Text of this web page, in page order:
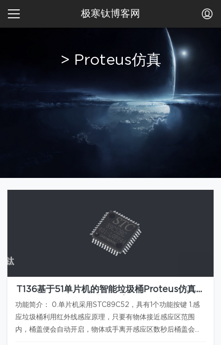
极寒钛博客网
> Proteus仿真
T136基于51单片机的智能垃圾桶Proteus仿真原
理图程序
功能简介： 0.单片机采用STC89C52，具有1个功能按键 1.感
应垃圾桶利用红外线感应原理，只要有物体接近感应区范围
内，桶盖便会自动开启，物体或手离开感应区数秒后桶盖会自